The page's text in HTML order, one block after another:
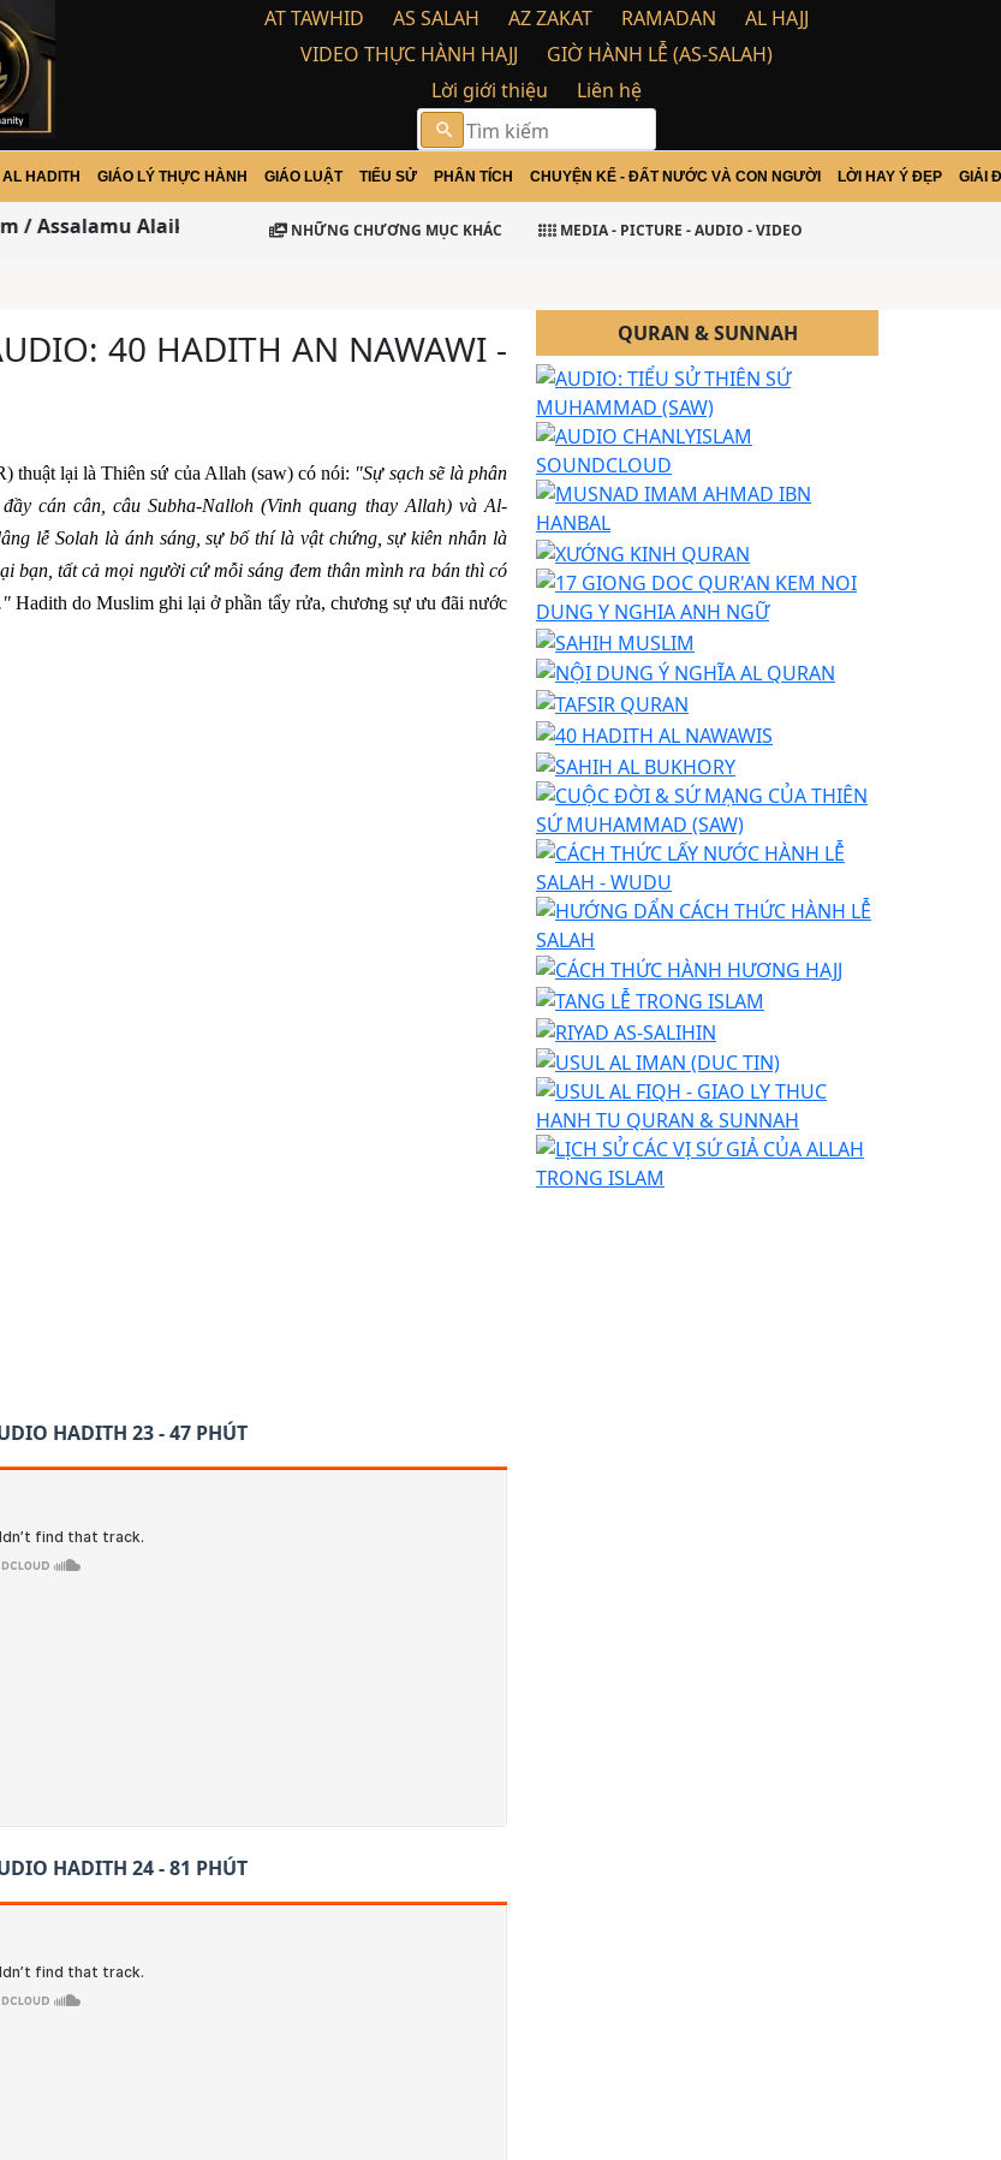
AT TAWHID AS SALAH AZ ZAKAT RAMADAN
AL HAJJ
VIDEO THỰC HÀNH HAJJ
GIỜ HÀNH LỄ (AS-SALAH)
Lời giới thiệu
Liên hệ
search
AL HADITH GIÁO LÝ THỰC HÀNH GIÁO LUẬT TIỂU SỬ PHÂN TÍCH CHUYỆN KỂ - ĐẤT NƯỚC VÀ CON NGƯỜI LỜI HAY Ý ĐẸP GIẢI
Alaikum Warohma tulloh wabarakatu
NHỮNG CHƯƠNG MỤC KHÁC MEDIA - PICTURE - AUDIO - VIDEO
40 HADITH AN NAWAWI -
thuật lại là Thiên sứ của Allah (saw) có nói: "Sự sạch sẽ là phân
cán cân, câu Subha-Nalloh (Vinh quang thay Allah) và Al-
lễ Solah là ánh sáng, sự bố thí là vật chứng, sự kiên nhẫn là
bạn, tất cả mọi người cứ mỗi sáng đem thân mình ra bán thì có
Hadith do Muslim ghi lại ở phần tẩy rửa, chương sự ưu đãi nước
HADITH 23 - 47 PHÚT
HADITH 24 - 81 PHÚT
QURAN & SUNNAH